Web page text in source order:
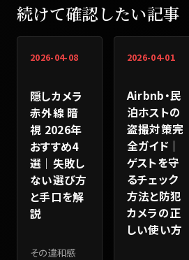
続けて確認したい記事
2026-04-08
隠しカメラ
赤外線 暗
視 2026年
おすすめ4
選｜失敗し
ない選び方
と手口を解
説
その違和感
2026-04-01
Airbnb・民
泊ホストの
盗撮対策完
全ガイド｜
ゲストを守
るチェック
方法と防犯
カメラの正
しい使い方